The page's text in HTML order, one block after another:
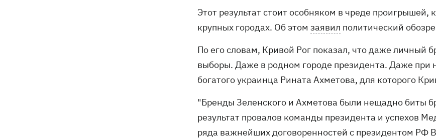
Этот результат стоит особняком в чреде
крупных городах. Об этом заявил политический
По его словам, Кривой Рог показал, что даже личный
выборы. Даже в родном городе президента. Даже
богатого украинца Рината Ахметова, для которого
"Бренды Зеленского и Ахметова были нещадно биты
результат провалов команды президента и успехов
ряда важнейших договоренностей с президентом